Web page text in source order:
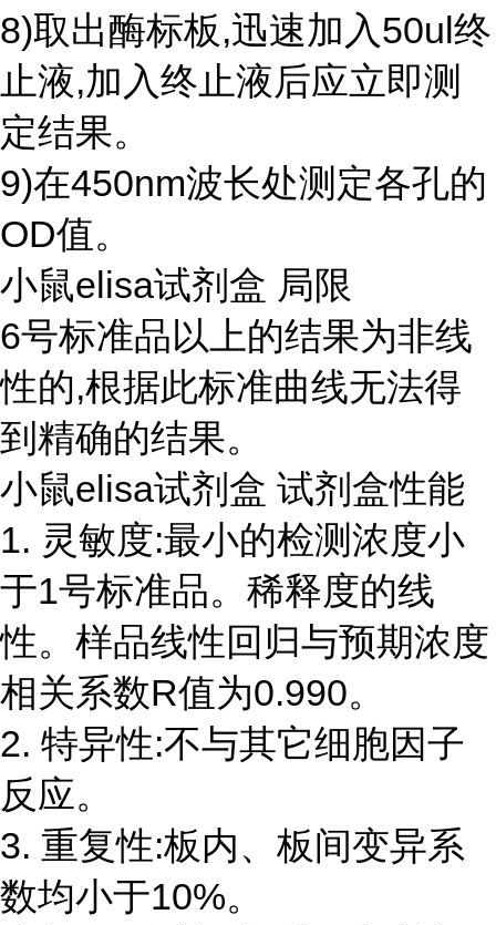
8)取出酶标板,迅速加入50ul终
止液,加入终止液后应立即测
定结果。
9)在450nm波长处测定各孔的
OD值。
小鼠elisa试剂盒 局限
6号标准品以上的结果为非线
性的,根据此标准曲线无法得
到精确的结果。
小鼠elisa试剂盒 试剂盒性能
1. 灵敏度:最小的检测浓度小
于1号标准品。稀释度的线
性。样品线性回归与预期浓度
相关系数R值为0.990。
2. 特异性:不与其它细胞因子
反应。
3. 重复性:板内、板间变异系
数均小于10%。